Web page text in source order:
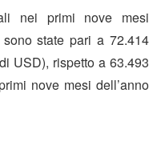
nei primi nove mesi
state pari a 72.414
USD), rispetto a 63.493
nove mesi dell’anno